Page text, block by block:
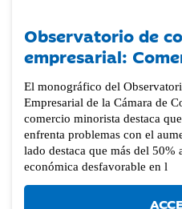
Observatorio de
empresarial:
El monográfico del
Empresarial de la Cámara de
comercio minorista destaca
enfrenta problemas con el
lado destaca que más del 50%
económica desfavorable en l